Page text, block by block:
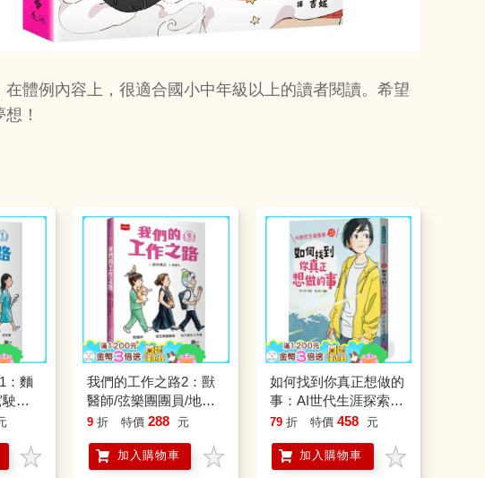
體例內容上，很適合國小中年級以上的讀者閱讀。希望
！
：麵
員/
我們的工作之路2：獸
醫師/弦樂團團員/地方
創生工作者
9 折 特價 288 元
加入購物車
如何找到你真正想做的
事：AI世代生涯探索行
動指南
79 折 特價 458 元
加入購物車